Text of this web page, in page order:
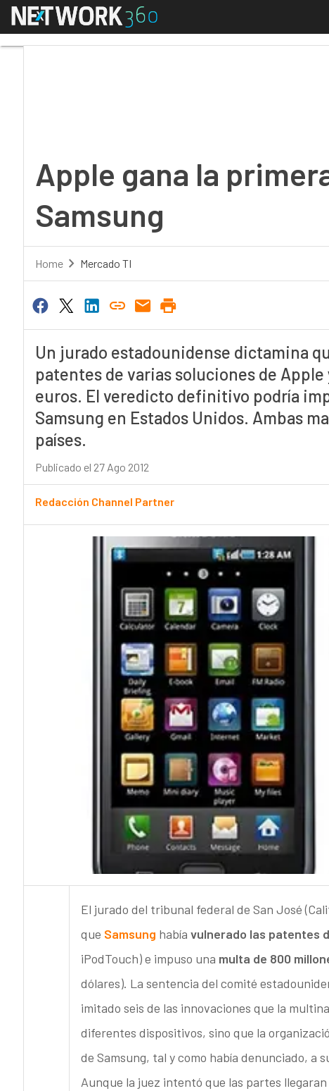
Menú
Apple gana la
Samsung
Home Mercado TI
Un jurado estadounidense dictamina
patentes de varias soluciones de
euros. El veredicto definitivo podría
Samsung en Estados Unidos. Ambas
países.
Publicado el 27 Ago 2012
Redacción Channel Partner
El jurado del tribunal federal de San José
que Samsung había vulnerado las patentes
iPodTouch) e impuso una multa de 800
dólares). La sentencia del comité
imitado seis de las innovaciones que la
diferentes dispositivos, sino que la
de Samsung, tal y como había denunciado, a
Aunque la juez intentó que las partes